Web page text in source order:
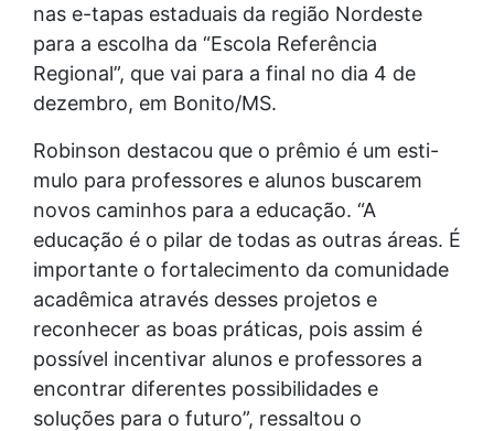
nas e-tapas estaduais da região Nordeste
para a escolha da “Escola Referência
Regional”, que vai para a final no dia 4 de
dezembro, em Bonito/MS.
Robinson destacou que o prêmio é um esti-
mulo para professores e alunos buscarem
novos caminhos para a educação. “A
educação é o pilar de todas as outras áreas. É
importante o fortalecimento da comunidade
acadêmica através desses projetos e
reconhecer as boas práticas, pois assim é
possível incentivar alunos e professores a
encontrar diferentes possibilidades e
soluções para o futuro”, ressaltou o